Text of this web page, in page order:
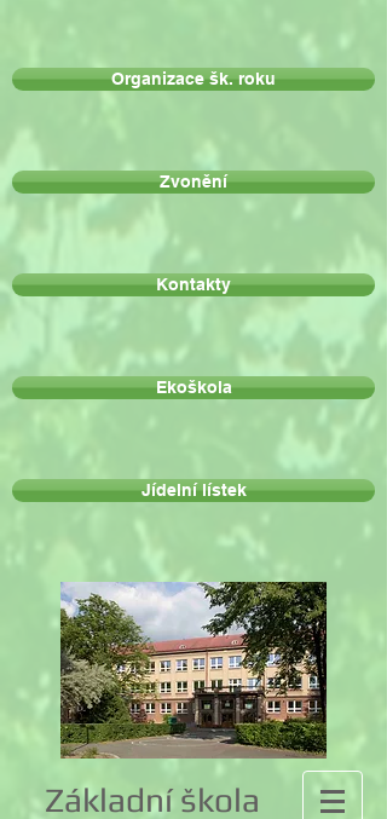
Organizace šk. roku
Zvonění
Kontakty
Ekoškola
Jídelní lístek
Základní škola